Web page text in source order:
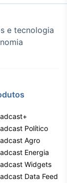
e tecnologia
Político
Agro
Energia
Widgets
Data Feed